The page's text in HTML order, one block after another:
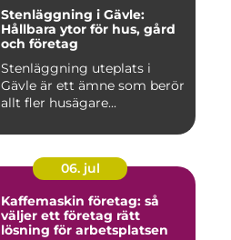
Stenläggning i Gävle:
Hållbara ytor för hus, gård
och företag
Stenläggning uteplats i
Gävle är ett ämne som berör
allt fler husägare...
06. jul
Kaffemaskin företag: så
väljer ett företag rätt
lösning för arbetsplatsen